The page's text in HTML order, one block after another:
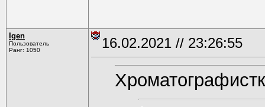
Igen
Пользователь
Ранг: 1050
16.02.2021 // 23:26:55